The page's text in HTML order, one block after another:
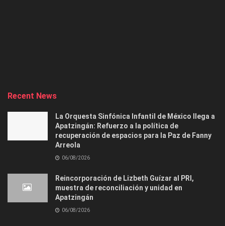
Recent News
La Orquesta Sinfónica Infantil de México llega a
Apatzingán: Refuerzo a la política de
recuperación de espacios para la Paz de Fanny
Arreola
06/08/2026
Reincorporación de Lizbeth Guízar al PRI,
muestra de reconciliación y unidad en
Apatzingán
06/08/2026